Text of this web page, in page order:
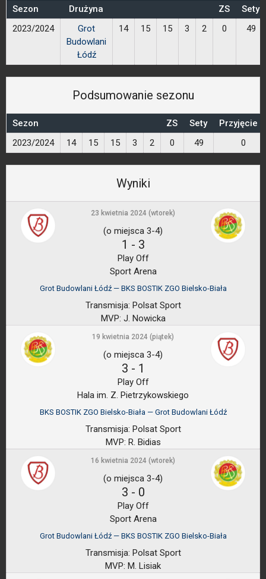
Sezon Drużyna ZS
Sety
2023/2024
Grot
Budowlani
Łódź
14 15 15 3 2 0 49
Podsumowanie sezonu
Sezon ZS Sety
Przyjęcie
2023/2024
14 15 15 3 2 0 49 0
Wyniki
23 kwietnia 2024 (wtorek)
(o miejsca 3-4)
1 - 3
Play Off
Sport Arena
Grot Budowlani Łódź — BKS BOSTIK ZGO Bielsko-Biała
Transmisja: Polsat Sport
MVP: J. Nowicka
19 kwietnia 2024 (piątek)
(o miejsca 3-4)
3 - 1
Play Off
Hala im. Z. Pietrzykowskiego
BKS BOSTIK ZGO Bielsko-Biała — Grot Budowlani Łódź
Transmisja: Polsat Sport
MVP: R. Bidias
16 kwietnia 2024 (wtorek)
(o miejsca 3-4)
3 - 0
Play Off
Sport Arena
Grot Budowlani Łódź — BKS BOSTIK ZGO Bielsko-Biała
Transmisja: Polsat Sport
MVP: M. Lisiak